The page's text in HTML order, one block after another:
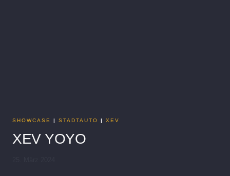
SHOWCASE | STADTAUTO | XEV
XEV YOYO